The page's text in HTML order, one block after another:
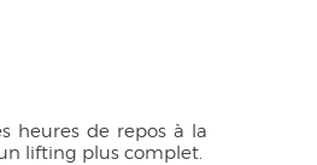
heures de repos à la
lifting plus complet.